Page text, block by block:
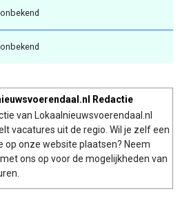
onbekend
onbekend
Redactie
van Lokaalnieuwsvoerendaal.nl
vacatures uit de regio. Wil je zelf een
op onze website plaatsen? Neem
ons op voor de mogelijkheden van